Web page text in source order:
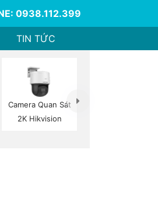
0938.112.399
TIN TỨC
Camera Quan Sát
2K Hikvision